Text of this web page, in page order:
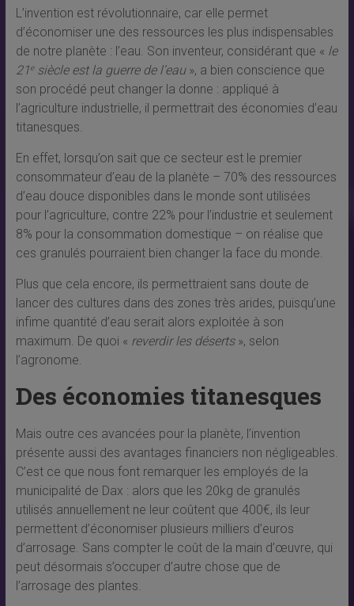
L’invention est révolutionnaire, car elle permet
d’économiser une des ressources les plus indispensables
de notre planète : l’eau. Son inventeur, considérant que « le
21esiècle est la guerre de l’eau», a bien conscience que
son procédé peut changer la donne : appliqué à
l’agriculture industrielle, il permettrait des économies d’eau
titanesques.
En effet, lorsqu’on sait que ce secteur est le premier
consommateur d’eau de la planète – 70% des ressources
d’eau douce disponibles dans le monde sont utilisées
pour l’agriculture, contre 22% pour l’industrie et seulement
8% pour la consommation domestique – on réalise que
ces granulés pourraient bien changer la face du monde.
Plus que cela encore, ils permettraient sans doute de
lancer des cultures dans des zones très arides, puisqu’une
infime quantité d’eau serait alors exploitée à son
maximum. De quoi « reverdir les déserts », selon
l’agronome.
Des économies titanesques
Mais outre ces avancées pour la planète, l’invention
présente aussi des avantages financiers non négligeables.
C’est ce que nous font remarquer les employés de la
municipalité de Dax : alors que les 20kg de granulés
utilisés annuellement ne leur coûtent que 400€, ils leur
permettent d’économiser plusieurs milliers d’euros
d’arrosage. Sans compter le coût de la main d’œuvre, qui
peut désormais s’occuper d’autre chose que de
l’arrosage des plantes.